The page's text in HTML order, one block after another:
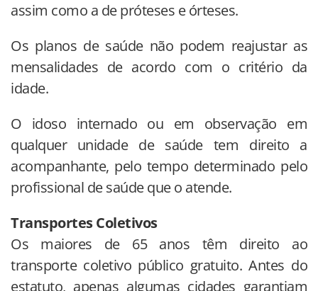
assim como a de próteses e órteses.
Os planos de saúde não podem reajustar as
mensalidades de acordo com o critério da
idade.
O idoso internado ou em observação em
qualquer unidade de saúde tem direito a
acompanhante, pelo tempo determinado pelo
profissional de saúde que o atende.
Transportes Coletivos
Os maiores de 65 anos têm direito ao
transporte coletivo público gratuito. Antes do
estatuto, apenas algumas cidades garantiam